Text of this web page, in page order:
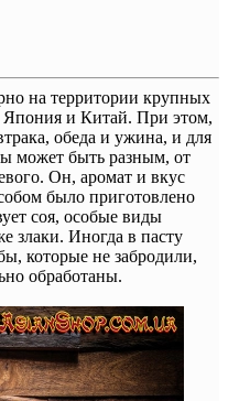
на территории крупных
Япония и Китай. При этом,
обеда и ужина, и для
может быть разным, от
Он, аромат и вкус
было приготовлено
соя, особые виды
злаки. Иногда в пасту
которые не забродили,
обработаны.